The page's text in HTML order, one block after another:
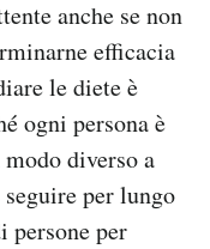
anche se non
efficacia
le diete è
ogni persona è
diverso a
per lungo
persone per